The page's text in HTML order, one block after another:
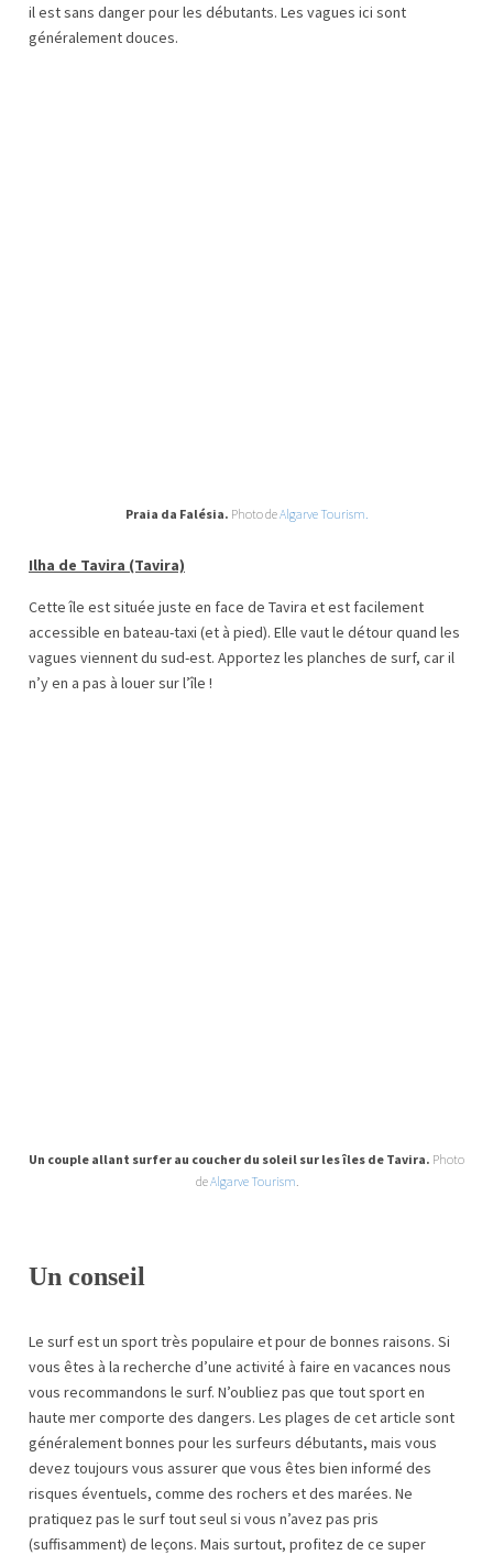
il est sans danger pour les débutants. Les vagues ici sont
généralement douces.
Praia da Falésia. Photo deAlgarve Tourism.
Ilha de Tavira (Tavira)
Cette île est située juste en face de Tavira et est facilement
accessible en bateau-taxi (et à pied). Elle vaut le détour quand les
vagues viennent du sud-est. Apportez les planches de surf, car il
n’y en a pas à louer sur l’île !
Un couple allant surfer au coucher du soleil sur les îles de Tavira. Photo
deAlgarve Tourism
Un conseil
Le surf est un sport très populaire et pour de bonnes raisons. Si
vous êtes à la recherche d’une activité à faire en vacances nous
vous recommandons le surf. N’oubliez pas que tout sport en
haute mer comporte des dangers. Les plages de cet article sont
généralement bonnes pour les surfeurs débutants, mais vous
devez toujours vous assurer que vous êtes bien informé des
risques éventuels, comme des rochers et des marées. Ne
pratiquez pas le surf tout seul si vous n’avez pas pris
(suffisamment) de leçons. Mais surtout, profitez de ce super